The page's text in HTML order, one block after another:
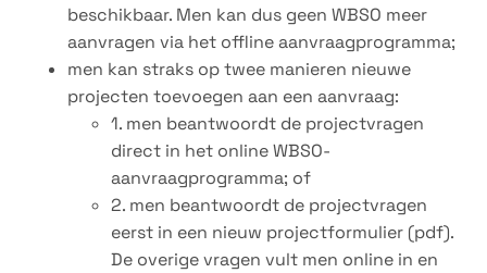
beschikbaar. Men kan dus geen WBSO meer
aanvragen via het offline aanvraagprogramma;
men kan straks op twee manieren nieuwe
projecten toevoegen aan een aanvraag:
1. men beantwoordt de projectvragen
direct in het online WBSO-
aanvraagprogramma; of
2. men beantwoordt de projectvragen
eerst in een nieuw projectformulier (pdf).
De overige vragen vult men online in en